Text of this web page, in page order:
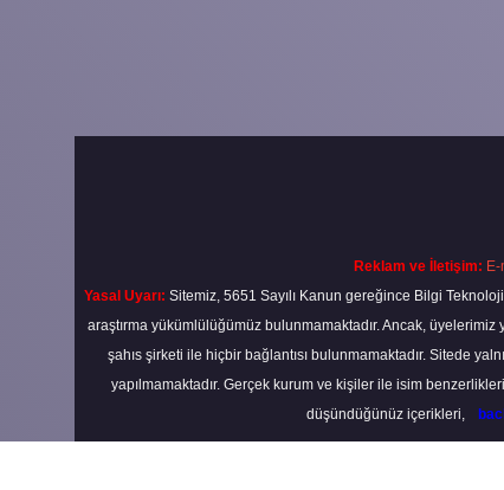
Reklam ve İletişim: E-
Yasal Uyarı: Sitemiz, 5651 Sayılı Kanun gereğince Bilgi
araştırma yükümlülüğümüz bulunmamaktadır. Ancak,
şahıs şirketi ile hiçbir bağlantısı bulunmamaktadır. Sitede
yapılmamaktadır. Gerçek kurum ve kişiler ile isim
düşündüğünüz içerikleri,